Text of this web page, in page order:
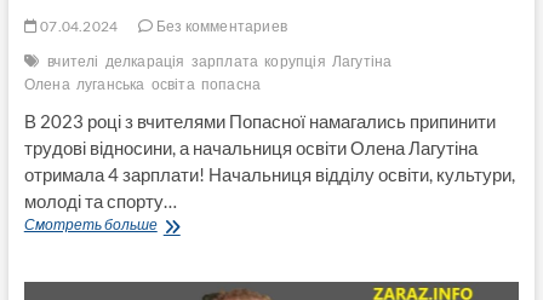
07.04.2024
Без комментариев
вчителі делкарація зарплата корупція Лагутіна
Олена луганська освіта попасна
В 2023 році з вчителями Попасної намагались припинити
трудові відносини, а начальниця освіти Олена Лагутіна
отримала 4 зарплати! Начальниця відділу освіти, культури,
молоді та спорту…
Смотреть большеПопаснянська
Лагутіна